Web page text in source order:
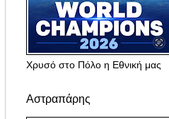
Χρυσό στο Πόλο η Εθνική μας
Αστραπάρης